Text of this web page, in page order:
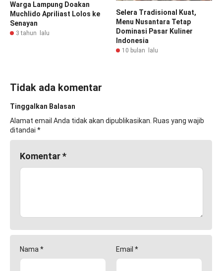
Warga Lampung Doakan
Muchlido Apriliast Lolos ke
Senayan
3 tahun lalu
Selera Tradisional Kuat,
Menu Nusantara Tetap
Dominasi Pasar Kuliner
Indonesia
10 bulan lalu
Tidak ada komentar
Tinggalkan Balasan
Alamat email Anda tidak akan dipublikasikan. Ruas yang wajib
ditandai *
Komentar*
Nama* Email *